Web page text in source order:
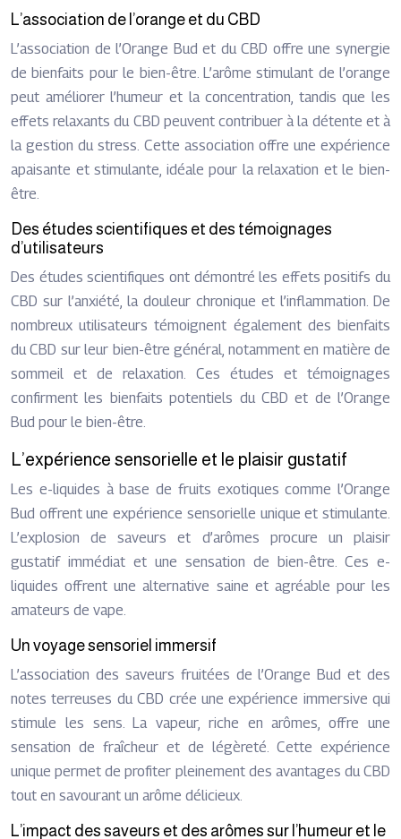
L’association de l’orange et du CBD
L’association de l’Orange Bud et du CBD offre une synergie
de bienfaits pour le bien-être. L’arôme stimulant de l’orange
peut améliorer l’humeur et la concentration, tandis que les
effets relaxants du CBD peuvent contribuer à la détente et à
la gestion du stress. Cette association offre une expérience
apaisante et stimulante, idéale pour la relaxation et le bien-
être.
Des études scientifiques et des témoignages
d’utilisateurs
Des études scientifiques ont démontré les effets positifs du
CBD sur l’anxiété, la douleur chronique et l’inflammation. De
nombreux utilisateurs témoignent également des bienfaits
du CBD sur leur bien-être général, notamment en matière de
sommeil et de relaxation. Ces études et témoignages
confirment les bienfaits potentiels du CBD et de l’Orange
Bud pour le bien-être.
L’expérience sensorielle et le plaisir gustatif
Les e-liquides à base de fruits exotiques comme l’Orange
Bud offrent une expérience sensorielle unique et stimulante.
L’explosion de saveurs et d’arômes procure un plaisir
gustatif immédiat et une sensation de bien-être. Ces e-
liquides offrent une alternative saine et agréable pour les
amateurs de vape.
Un voyage sensoriel immersif
L’association des saveurs fruitées de l’Orange Bud et des
notes terreuses du CBD crée une expérience immersive qui
stimule les sens. La vapeur, riche en arômes, offre une
sensation de fraîcheur et de légèreté. Cette expérience
unique permet de profiter pleinement des avantages du CBD
tout en savourant un arôme délicieux.
L’impact des saveurs et des arômes sur l’humeur et le